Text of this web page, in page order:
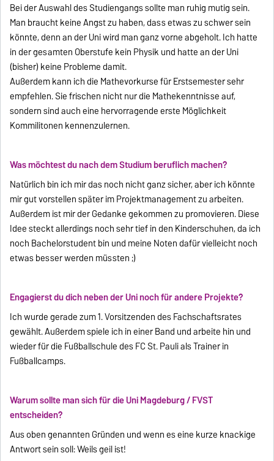
Bei der Auswahl des Studiengangs sollte man ruhig mutig sein.
Man braucht keine Angst zu haben, dass etwas zu schwer sein
könnte, denn an der Uni wird man ganz vorne abgeholt. Ich hatte
in der gesamten Oberstufe kein Physik und hatte an der Uni
(bisher) keine Probleme damit.
Außerdem kann ich die Mathevorkurse für Erstsemester sehr
empfehlen. Sie frischen nicht nur die Mathekenntnisse auf,
sondern sind auch eine hervorragende erste Möglichkeit
Kommilitonen kennenzulernen.
Was möchtest du nach dem Studium beruflich machen?
Natürlich bin ich mir das noch nicht ganz sicher, aber ich könnte
mir gut vorstellen später im Projektmanagement zu arbeiten.
Außerdem ist mir der Gedanke gekommen zu promovieren. Diese
Idee steckt allerdings noch sehr tief in den Kinderschuhen, da ich
noch Bachelorstudent bin und meine Noten dafür vielleicht noch
etwas besser werden müssten ;)
Engagierst du dich neben der Uni noch für andere Projekte?
Ich wurde gerade zum 1. Vorsitzenden des Fachschaftsrates
gewählt. Außerdem spiele ich in einer Band und arbeite hin und
wieder für die Fußballschule des FC St. Pauli als Trainer in
Fußballcamps.
Warum sollte man sich für die Uni Magdeburg / FVST
entscheiden?
Aus oben genannten Gründen und wenn es eine kurze knackige
Antwort sein soll: Weils geil ist!